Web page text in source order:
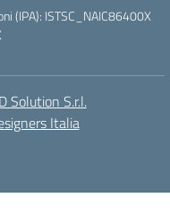
(IPA): ISTSC_NAIC86400X
Solution S.r.l.
Italia